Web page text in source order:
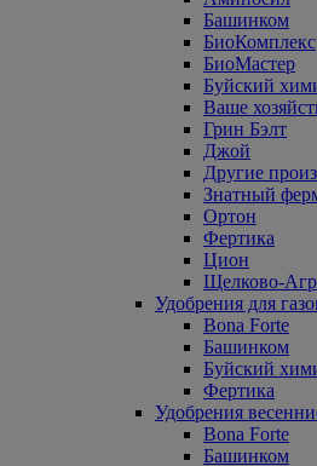
Башинком
БиоКомплекс
БиоМастер
Буйский
Ваше
Грин Бэлт
Джой
Другие
Знатный
Ортон
Фертика
Цион
Щелково-
Удобрения для
Bona Forte
Башинком
Буйский
Фертика
Удобрения
Bona Forte
Башинком